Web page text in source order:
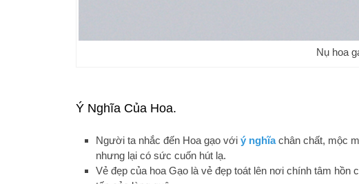
Nụ hoa
Ý Nghĩa Của Hoa.
Người ta nhắc đến Hoa gạo với ý nghĩachân chất, mộc
nhưng lại có sức cuốn hút lạ.
Vẻ đẹp của hoa Gạo là vẻ đẹp toát lên nơi chính tâm hồn